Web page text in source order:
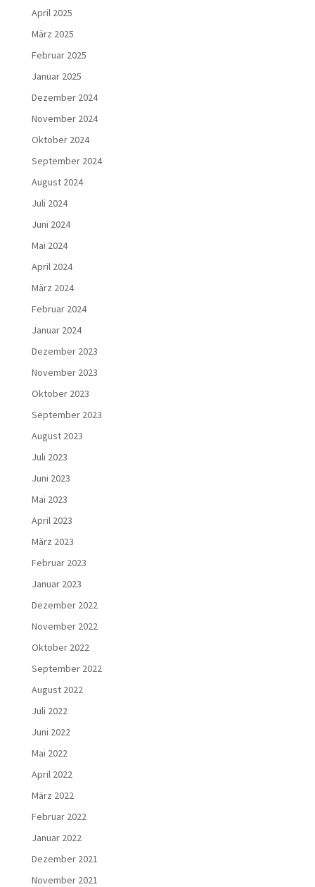
April 2025
März 2025
Februar 2025
Januar 2025
Dezember 2024
November 2024
Oktober 2024
September 2024
August 2024
Juli 2024
Juni 2024
Mai 2024
April 2024
März 2024
Februar 2024
Januar 2024
Dezember 2023
November 2023
Oktober 2023
September 2023
August 2023
Juli 2023
Juni 2023
Mai 2023
April 2023
März 2023
Februar 2023
Januar 2023
Dezember 2022
November 2022
Oktober 2022
September 2022
August 2022
Juli 2022
Juni 2022
Mai 2022
April 2022
März 2022
Februar 2022
Januar 2022
Dezember 2021
November 2021